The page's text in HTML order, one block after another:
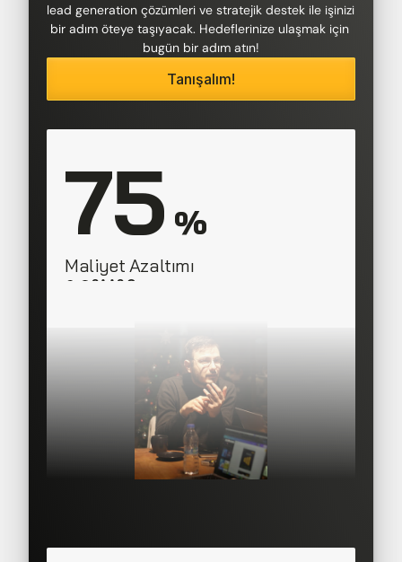
lead generation çözümleri ve stratejik destek ile işinizi
bir adım öteye taşıyacak. Hedeflerinize ulaşmak için
bugün bir adım atın!
Tanışalım!
75 %
Maliyet Azaltımı
SAAS Corner